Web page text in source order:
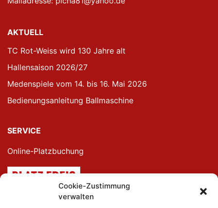
Cookie-Zustimmung
verwalten
AKTUELL
TC Rot-Weiss wird 130 Jahre alt
Hallensaison 2026/27
Medenspiele vom 14. bis 16. Mai 2026
Bedienungsanleitung Ballmaschine
SERVICE
Online-Platzbuchung